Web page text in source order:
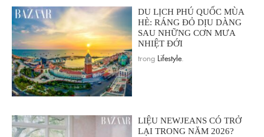
DU LỊCH PHÚ QUỐC MÙA
HÈ: RÁNG ĐỎ DỊU DÀNG
SAU NHỮNG CƠN MƯA
NHIỆT ĐỚI
trong Lifestyle
LIỆU NEWJEANS CÓ TRỞ
LẠI TRONG NĂM 2026?